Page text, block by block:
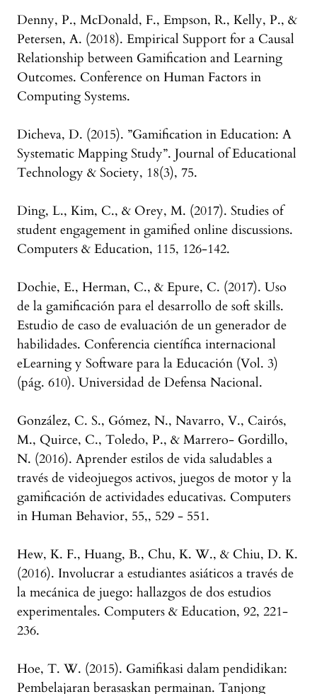
Denny, P., McDonald, F., Empson, R., Kelly, P., &
Petersen, A. (2018). Empirical Support for a Causal
Relationship between Gamification and Learning
Outcomes. Conference on Human Factors in
Computing Systems.
Dicheva, D. (2015). ”Gamification in Education: A
Systematic Mapping Study”. Journal of Educational
Technology & Society, 18(3), 75.
Ding, L., Kim, C., & Orey, M. (2017). Studies of
student engagement in gamified online discussions.
Computers & Education, 115, 126-142.
Dochie, E., Herman, C., & Epure, C. (2017). Uso
de la gamificación para el desarrollo de soft skills.
Estudio de caso de evaluación de un generador de
habilidades. Conferencia científica internacional
eLearning y Software para la Educación (Vol. 3)
(pág. 610). Universidad de Defensa Nacional.
González, C. S., Gómez, N., Navarro, V., Cairós,
M., Quirce, C., Toledo, P., & Marrero- Gordillo,
N. (2016). Aprender estilos de vida saludables a
través de videojuegos activos, juegos de motor y la
gamificación de actividades educativas. Computers
in Human Behavior, 55,, 529 - 551.
Hew, K. F., Huang, B., Chu, K. W., & Chiu, D. K.
(2016). Involucrar a estudiantes asiáticos a través de
la mecánica de juego: hallazgos de dos estudios
experimentales. Computers & Education, 92, 221-
236.
Hoe, T. W. (2015). Gamifikasi dalam pendidikan:
Pembelajaran berasaskan permainan. Tanjong